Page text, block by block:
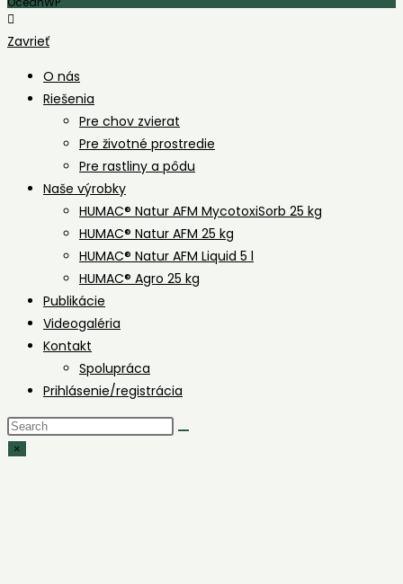
Zavrieť
O nás
Riešenia
Pre chov zvierat
Pre životné prostredie
Pre rastliny a pôdu
Naše výrobky
HUMAC® Natur AFM MycotoxiSorb 25 kg
HUMAC® Natur AFM 25 kg
HUMAC® Natur AFM Liquid 5 l
HUMAC® Agro 25 kg
Publikácie
Videogaléria
Kontakt
Spolupráca
Prihlásenie/registrácia
Search
this
×